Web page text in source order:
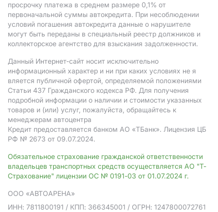
просрочку платежа в среднем размере 0,1% от
первоначальной суммы автокредита. При несоблюдении
условий погашения автокредита данные о нарушителе
могут быть переданы в специальный реестр должников и
коллекторское агентство для взыскания задолженности.
Данный Интернет-сайт носит исключительно
информационный характер и ни при каких условиях не я
вляется публичной офертой, определяемой положениями
Статьи 437 Гражданского кодекса РФ. Для получения
подробной информации о наличии и стоимости указанных
товаров и (или) услуг, пожалуйста, обращайтесь к
менеджерам автоцентра
Кредит предоставляется банком АO «ТБанк». Лицензия ЦБ
РФ № 2673 от 09.07.2024.
Обязательное страхование гражданской ответственности
владельцев транспортных средств осуществляется АО "Т-
Страхование" лицензии ОС № 0191-03 от 01.07.2024 г.
ООО «АВТОАРЕНА»
ИНН: 7811800191 / КПП: 366345001 / ОГРН: 1247800072761